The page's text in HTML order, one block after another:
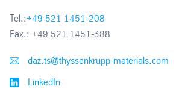
Tel.:+49 521 1451-208
Fax.: +49 521 1451-388
daz.ts@thyssenkrupp-materials.com
LinkedIn